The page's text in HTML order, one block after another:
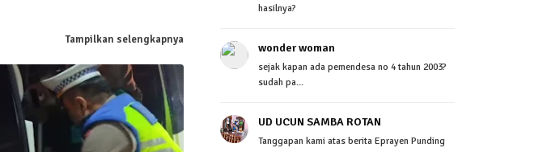
Tampilkan selengkapnya
hasilnya?
wonder woman
sejak kapan ada pemendesa no 4 tahun 2003?
sudah pa...
UD UCUN SAMBA ROTAN
Tanggapan kami atas berita Eprayen Punding